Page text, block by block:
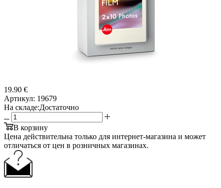
19.90 €
Артикул: 19679
На складе:Достаточно
В корзину
Цена действительна только для интернет-магазина и может
отличаться от цен в розничных магазинах.